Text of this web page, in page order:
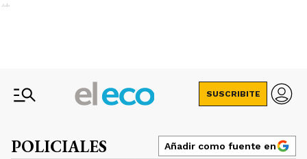
Ads
SUSCRIBITE
POLICIALES Añadir como fuente en